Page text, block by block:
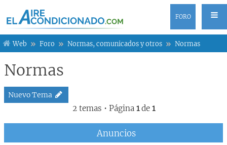
FORO
Web Foro Normas, comunicados y otros Normas
Normas
Nuevo Tema
2 temas • Página 1de 1
Anuncios